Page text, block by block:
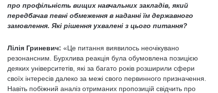
про профільність вищих навчальних закладів, який
передбачав певні обмеження в наданні їм державного
замовлення. Які рішення ухвалені з цього питання?
Лілія Гриневич: «Це питання виявилось неочікувано
резонансним. Бурхлива реакція була обумовлена позицією
деяких університетів, які за багато років розширили сфери
своїх інтересів далеко за межі свого первинного призначення.
Навіть побіжний аналіз отриманих пропозицій свідчить про